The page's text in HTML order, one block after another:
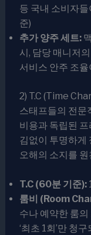
등 국내 소비자
준)
추가 양주 세트:
시, 담당 매니저
서비스 안주 조
2) T.C (Time
스태프들의 전문
비용과 독립된
김없이 투명하게
오해의 소지를
T.C (60분 기준):
룸비 (Room
수나 예약한 룸
‘최초 1회’만 청